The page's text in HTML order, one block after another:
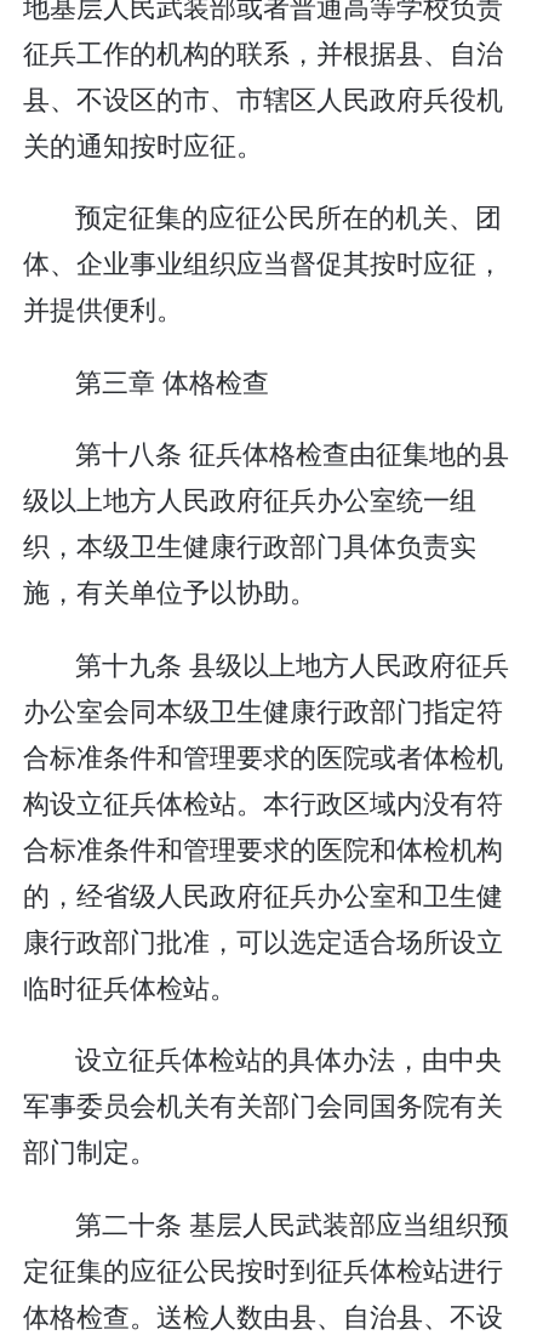
征兵工作的机构的联系，并根据县、自治
县、不设区的市、市辖区人民政府兵役机
关的通知按时应征。
预定征集的应征公民所在的机关、团
体、企业事业组织应当督促其按时应征，
并提供便利。
第三章 体格检查
第十八条 征兵体格检查由征集地的县
级以上地方人民政府征兵办公室统一组
织，本级卫生健康行政部门具体负责实
施，有关单位予以协助。
第十九条 县级以上地方人民政府征兵
办公室会同本级卫生健康行政部门指定符
合标准条件和管理要求的医院或者体检机
构设立征兵体检站。本行政区域内没有符
合标准条件和管理要求的医院和体检机构
的，经省级人民政府征兵办公室和卫生健
康行政部门批准，可以选定适合场所设立
临时征兵体检站。
设立征兵体检站的具体办法，由中央
军事委员会机关有关部门会同国务院有关
部门制定。
第二十条 基层人民武装部应当组织预
定征集的应征公民按时到征兵体检站进行
体格检查。送检人数由县、自治县、不设